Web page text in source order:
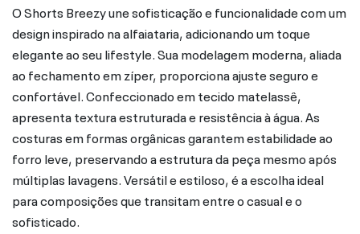
O Shorts Breezy une sofisticação e funcionalidade com um
design inspirado na alfaiataria, adicionando um toque
elegante ao seu lifestyle. Sua modelagem moderna, aliada
ao fechamento em zíper, proporciona ajuste seguro e
confortável. Confeccionado em tecido matelassê,
apresenta textura estruturada e resistência à água. As
costuras em formas orgânicas garantem estabilidade ao
forro leve, preservando a estrutura da peça mesmo após
múltiplas lavagens. Versátil e estiloso, é a escolha ideal
para composições que transitam entre o casual e o
sofisticado.